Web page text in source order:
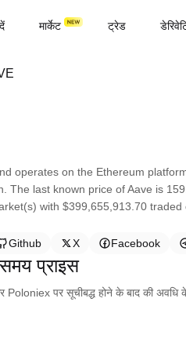
मार्केट ट्रेड
operates on the Ethereum
The last known price of Aave is
with $399,655,913.70
Github X Facebook
प्राइस
Poloniex पर सूचीबद्ध होने के बाद की